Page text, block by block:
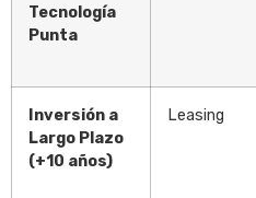
Tecnología
Punta
Inversión a
Largo Plazo
(+10 años)
Leasing